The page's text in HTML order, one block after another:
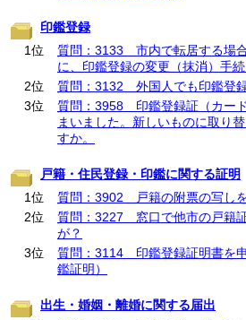
印鑑登録
1位
質問：3133 市内で転居する場
に、印鑑登録の変更（抹消）手
2位
質問：3132 外国人でも印鑑登
3位
質問：3958 印鑑登録証（カー
まいました。新しいものに取り
すか。
戸籍・住民登録・印鑑に関する証明
1位
質問：3902 戸籍の附票の写し
2位
質問：3227 窓口で他市の戸籍
が？
3位
質問：3114 印鑑登録証明書を
鑑証明）
出生・婚姻・離婚に関する届出